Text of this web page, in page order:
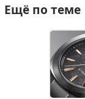
Ещё по теме